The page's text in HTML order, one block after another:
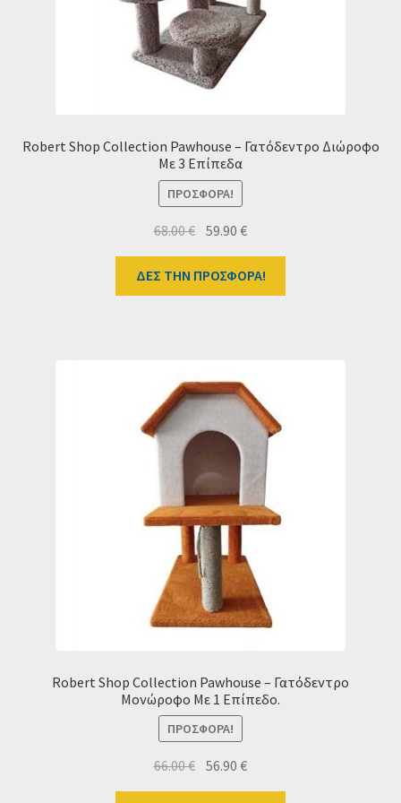
Robert Shop Collection Pawhouse – Γατόδεντρο Διώροφο
Με 3 Επίπεδα
ΠΡΟΣΦΟΡΆ!
68.00€ Original
was:
68.00 €.
59.90€Η
τιμή
είναι:
ΔΕΣ ΤΗΝ ΠΡΟΣΦΟΡΑ!
Robert Shop Collection Pawhouse – Γατόδεντρο
Μονώροφο Με 1 Επίπεδο.
ΠΡΟΣΦΟΡΆ!
66.00€ Original
56.90€Η